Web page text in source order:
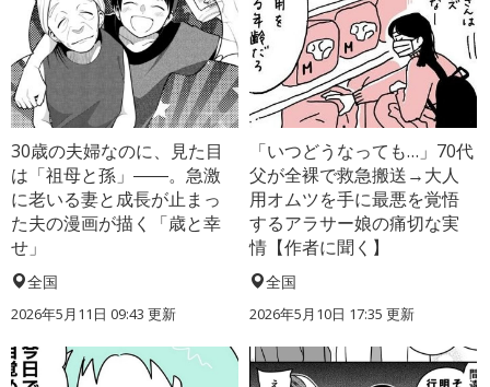
30歳の夫婦なのに、見た目
は「祖母と孫」――。急激
に老いる妻と成長が止まっ
た夫の漫画が描く「歳と幸
せ」
全国
2026年5月11日 09:43 更新
「いつどうなっても…」70代
父が全裸で救急搬送→大人
用オムツを手に最悪を覚悟
するアラサー娘の痛切な実
情【作者に聞く】
全国
2026年5月10日 17:35 更新